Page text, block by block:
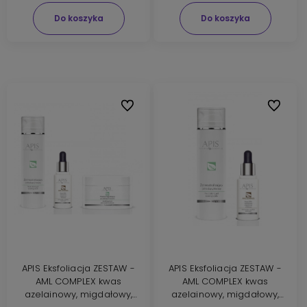
Do koszyka Do koszyka
APIS Eksfoliacja ZESTAW -
AML COMPLEX kwas
azelainowy, migdałowy,
Do ulubionych
APIS Eksfoliacja ZESTAW -
AML COMPLEX kwas
azelainowy, migdałowy,
Do